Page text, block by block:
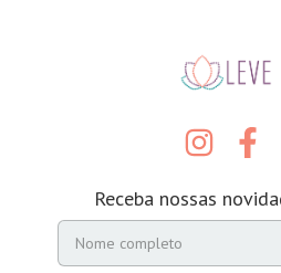
Receba nossas